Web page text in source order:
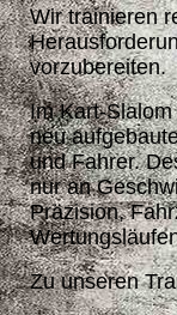
Wir trainieren
vorzubereiten.
Im Kart-
neu
und Fahrer.
nur an
Präzision,
Zu unseren